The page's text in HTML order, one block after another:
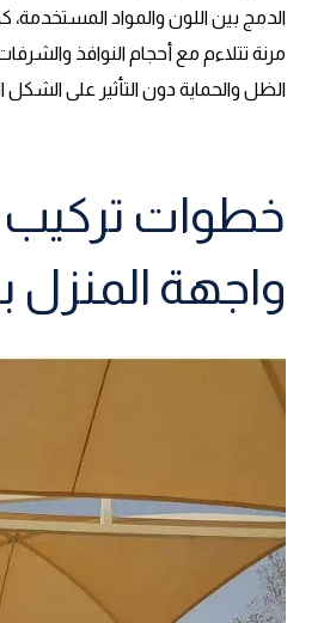
الدمج بين اللون والمواد المستخدمة،
مرنة تتلاءم مع أحجام النوافذ
الظل والحماية دون التأثير على الشكل
خطوات
واجهة المنزل